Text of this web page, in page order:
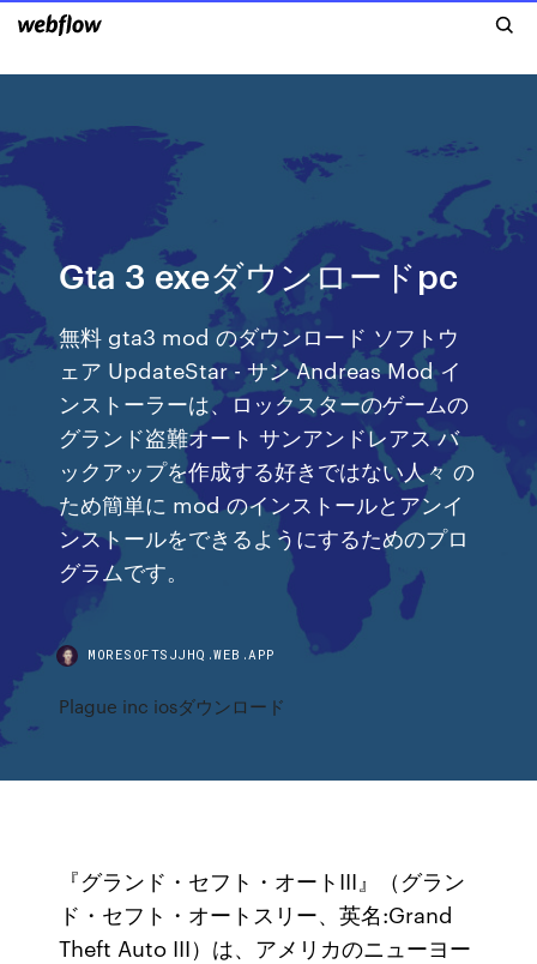
Gta 3 exeダウンロードpc
無料 gta3 mod のダウンロード ソフトウ
ェア UpdateStar - サン Andreas Mod イ
ンストーラーは、ロックスターのゲームの
グランド盗難オート サンアンドレアス バ
ックアップを作成する好きではない人々 の
ため簡単に mod のインストールとアンイ
ンストールをできるようにするためのプロ
グラムです。
MORESOFTSJJHQ.WEB.APP
Plague inc iosダウンロード
『グランド・セフト・オートIII』（グラン
ド・セフト・オートスリー、英名:Grand
Theft Auto III）は、アメリカのニューヨー